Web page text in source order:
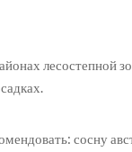
лесостепной
сосну